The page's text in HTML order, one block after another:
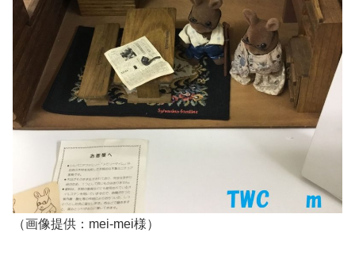
（画像提供：mei-mei様）